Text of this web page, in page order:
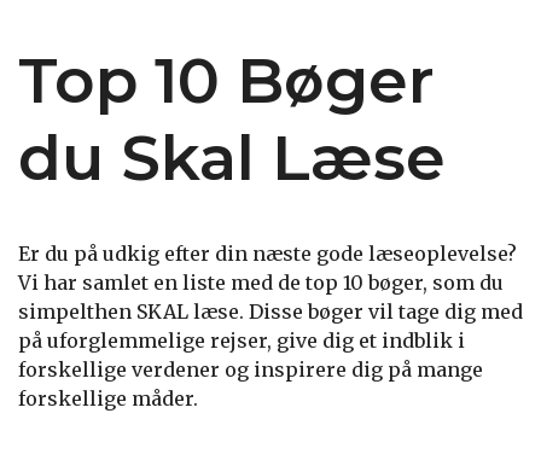
Top 10 Bøger
du Skal Læse
Er du på udkig efter din næste gode læseoplevelse?
Vi har samlet en liste med de top 10 bøger, som du
simpelthen SKAL læse. Disse bøger vil tage dig med
på uforglemmelige rejser, give dig et indblik i
forskellige verdener og inspirere dig på mange
forskellige måder.